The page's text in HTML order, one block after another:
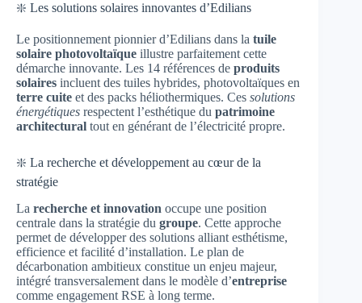
❇️ Les solutions solaires innovantes d’Edilians
Le positionnement pionnier d’Edilians dans la tuile
solaire photovoltaïque illustre parfaitement cette
démarche innovante. Les 14 références de produits
solaires incluent des tuiles hybrides, photovoltaïques en
terre cuite et des packs héliothermiques. Ces solutions
énergétiques respectent l’esthétique du patrimoine
architectural tout en générant de l’électricité propre.
❇️ La recherche et développement au cœur de la
stratégie
La recherche et innovation occupe une position
centrale dans la stratégie du groupe. Cette approche
permet de développer des solutions alliant esthétisme,
efficience et facilité d’installation. Le plan de
décarbonation ambitieux constitue un enjeu majeur,
intégré transversalement dans le modèle d’entreprise
comme engagement RSE à long terme.